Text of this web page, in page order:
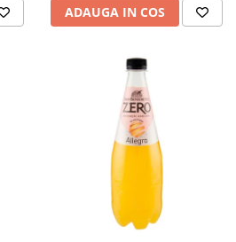
ADAUGA IN COS